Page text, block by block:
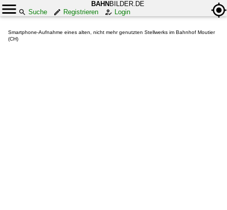
BAHN BILDER.DE
Suche
Registrieren Login
Smartphone-Aufnahme eines alten, nicht mehr genutzten Stellwerks im Bahnhof Moutier
(CH)